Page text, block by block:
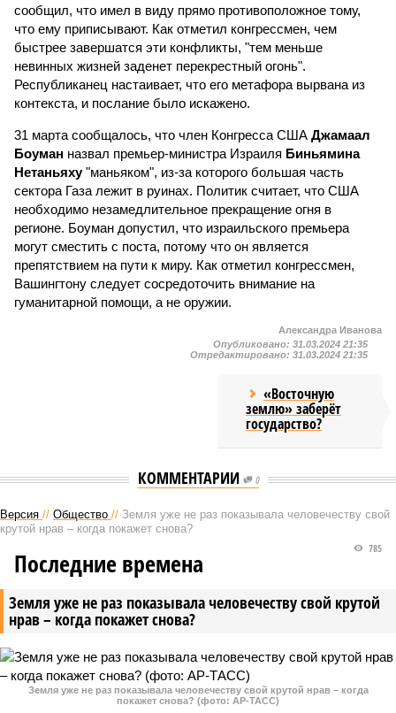
сообщил, что имел в виду прямо противоположное тому,
что ему приписывают. Как отметил конгрессмен, чем
быстрее завершатся эти конфликты, "тем меньше
невинных жизней заденет перекрестный огонь".
Республиканец настаивает, что его метафора вырвана из
контекста, и послание было искажено.
31 марта сообщалось, что член Конгресса США Джамаал
Боуман назвал премьер-министра Израиля Биньямина
Нетаньяху"маньяком", из-за которого большая часть
сектора Газа лежит в руинах. Политик считает, что США
необходимо незамедлительное прекращение огня в
регионе. Боуман допустил, что израильского премьера
могут сместить с поста, потому что он является
препятствием на пути к миру. Как отметил конгрессмен,
Вашингтону следует сосредоточить внимание на
гуманитарной помощи, а не оружии.
Александра Иванова
Опубликовано: 31.03.2024 21:35
Отредактировано: 31.03.2024 21:35
«Восточную
землю» заберёт
государство?
КОММЕНТАРИИ 0
Версия // Общество // Земля уже не раз показывала человечеству свой
крутой нрав – когда покажет снова?
Земля уже не раз показывала человечеству свой крутой
нрав – когда покажет снова?
785
Последние времена
Земля уже не раз показывала человечеству свой крутой нрав – когда
покажет снова? (фото: АР-ТАСС)